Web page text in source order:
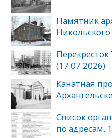
Памятник
(17.07.2026)
Канатная
Список
по адресам.